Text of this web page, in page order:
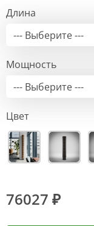
Длина
--- Выберите ---
Мощность
--- Выберите ---
Цвет
76027 ₽